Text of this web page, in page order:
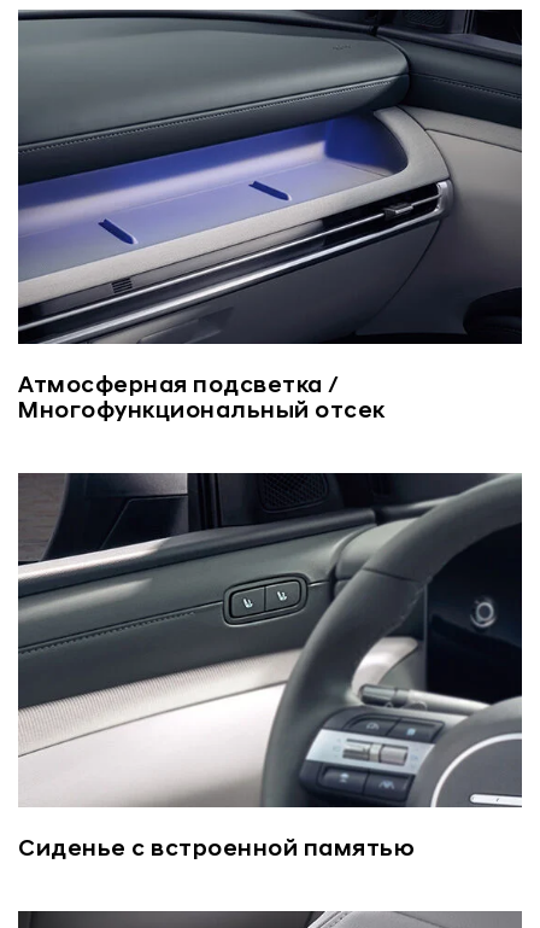
Атмосферная подсветка /
Многофункциональный отсек
Сиденье с встроенной памятью